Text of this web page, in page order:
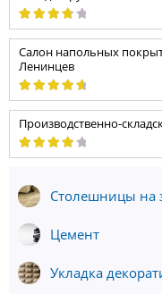
Салон напольных
Ленинцев
Производственно-
Столешницы на
Цемент
Укладка